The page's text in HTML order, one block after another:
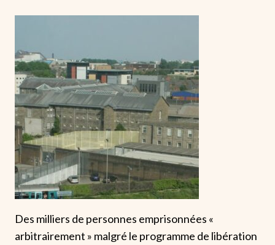
Des milliers de personnes emprisonnées «
arbitrairement » malgré le programme de libération